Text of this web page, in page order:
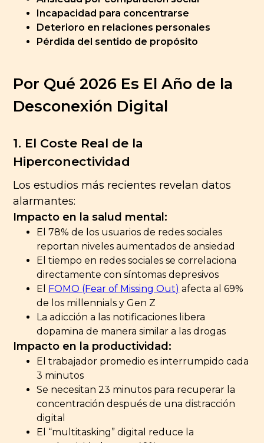
Incapacidad para concentrarse
Deterioro en relaciones personales
Pérdida del sentido de propósito
Por Qué 2026 Es El Año de la
Desconexión Digital
1. El Coste Real de la
Hiperconectividad
Los estudios más recientes revelan datos
alarmantes:
Impacto en la salud mental:
El 78% de los usuarios de redes sociales
reportan niveles aumentados de ansiedad
El tiempo en redes sociales se correlaciona
directamente con síntomas depresivos
El FOMO (Fear of Missing Out) afecta al 69%
de los millennials y Gen Z
La adicción a las notificaciones libera
dopamina de manera similar a las drogas
Impacto en la productividad:
El trabajador promedio es interrumpido cada
3 minutos
Se necesitan 23 minutos para recuperar la
concentración después de una distracción
digital
El “multitasking” digital reduce la